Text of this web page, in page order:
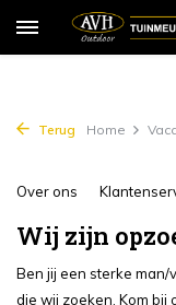
Terug Home
Over ons
Wij zijn
Ben jij een sterke man/
die wij zoeken. Kom bij